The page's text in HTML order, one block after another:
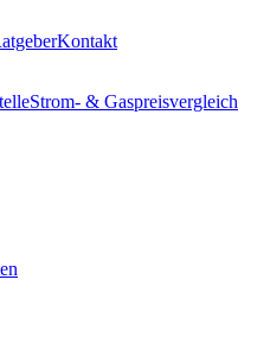
Kontakt
Strom- & Gaspreisvergleich